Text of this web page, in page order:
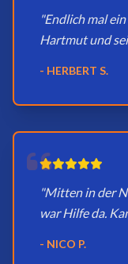
"Endlich mal
Hartmut und
- HERBERT S.
"Mitten in der
war Hilfe da.
- NICO P.